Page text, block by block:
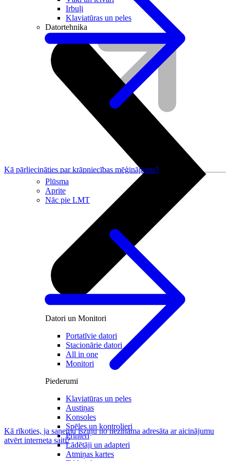
Plūsma
Aprite
Nāc pie LMT
Irbuļi
Klaviatūras un peles
Datortehnika
Datori un Monitori
Portatīvie datori
Stacionārie datori
All in one
Monitori
Piederumi
Klaviatūras un peles
Austiņas
Konsoles
Spēles un kontrolieri
Printeri
Lādētāji un adapteri
Atmiņas kartes
Kā pārliecināties par krāpniecības mēģinājumu?
Kā rīkoties, ja saņemu īsziņu no nezināma adresāta ar aicinājumu
atvērt interneta saiti?